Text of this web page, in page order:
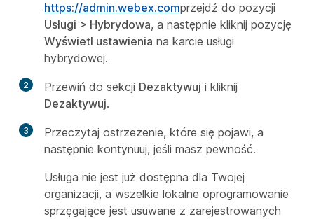
https://admin.webex.comprzejdź do pozycji
Usługi > Hybrydowa, a następnie kliknij pozycję
Wyświetl ustawienia na karcie usługi
hybrydowej.
2 Przewiń do sekcji Dezaktywuj i kliknij
Dezaktywuj.
3
Przeczytaj ostrzeżenie, które się pojawi, a
następnie kontynuuj, jeśli masz pewność.
Usługa nie jest już dostępna dla Twojej
organizacji, a wszelkie lokalne oprogramowanie
sprzęgające jest usuwane z zarejestrowanych